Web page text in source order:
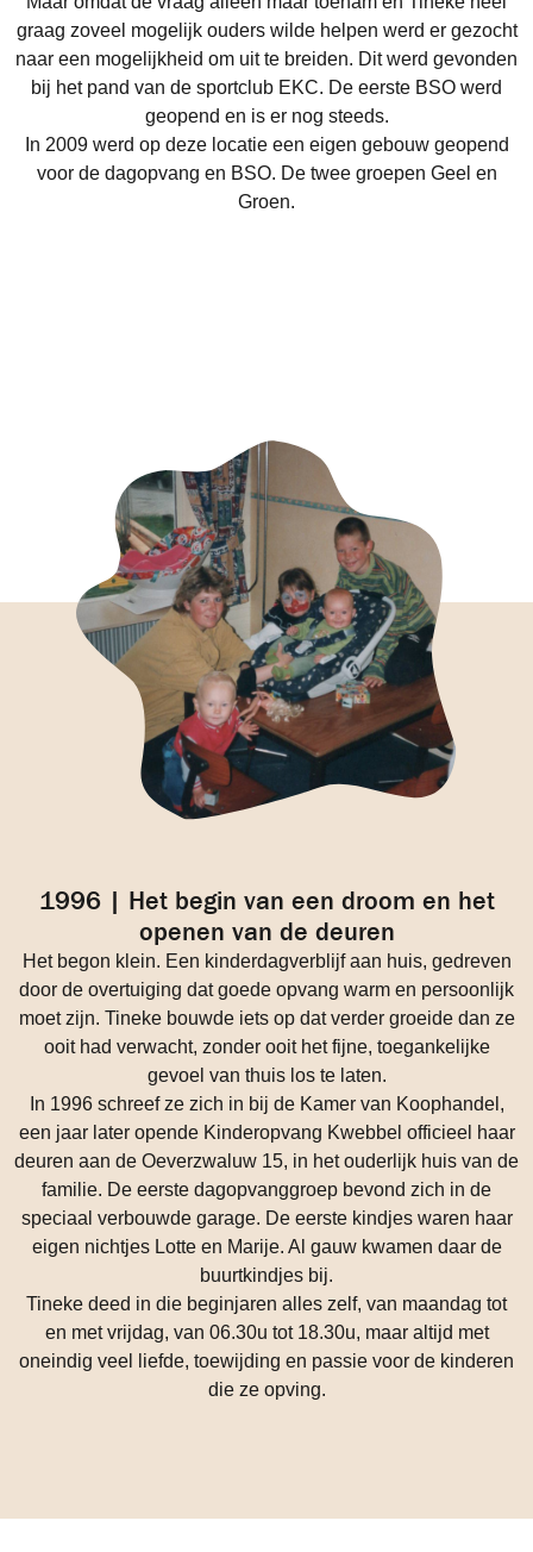
graag zoveel mogelijk ouders wilde helpen werd er gezocht
naar een mogelijkheid om uit te breiden. Dit werd gevonden
bij het pand van de sportclub EKC. De eerste BSO werd
geopend en is er nog steeds.
In 2009 werd op deze locatie een eigen gebouw geopend
voor de dagopvang en BSO. De twee groepen Geel en
Groen.
1996 | Het begin van een droom en het
openen van de deuren
Het begon klein. Een kinderdagverblijf aan huis, gedreven
door de overtuiging dat goede opvang warm en persoonlijk
moet zijn. Tineke bouwde iets op dat verder groeide dan ze
ooit had verwacht, zonder ooit het fijne, toegankelijke
gevoel van thuis los te laten.
In 1996 schreef ze zich in bij de Kamer van Koophandel,
een jaar later opende Kinderopvang Kwebbel officieel haar
deuren aan de Oeverzwaluw 15, in het ouderlijk huis van de
familie. De eerste dagopvanggroep bevond zich in de
speciaal verbouwde garage. De eerste kindjes waren haar
eigen nichtjes Lotte en Marije. Al gauw kwamen daar de
buurtkindjes bij.
Tineke deed in die beginjaren alles zelf, van maandag tot
en met vrijdag, van 06.30u tot 18.30u, maar altijd met
oneindig veel liefde, toewijding en passie voor de kinderen
die ze opving.